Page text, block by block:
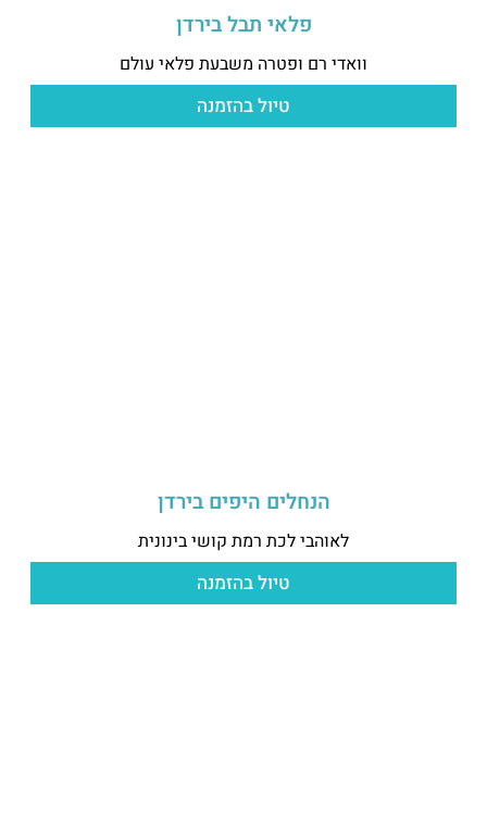
פלאי תבל בירדן
וואדי רם ופטרה משבעת פלאי עולם
טיול בהזמנה
הנחלים היפים בירדן
לאוהבי לכת רמת קושי בינונית
טיול בהזמנה